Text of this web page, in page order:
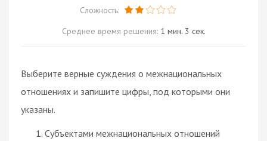
Сложность:
Среднее время решения: 1 мин. 3 сек.
Выберите верные суждения о межнациональных
отношениях и запишите цифры, под которыми они
указаны.
Субъектами межнациональных отношений